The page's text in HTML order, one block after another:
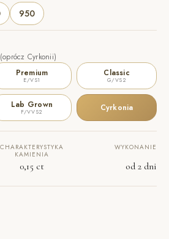
950
Cyrkonii)
Premium
E/VS1
Classic
G/VS2
Lab Grown
F/VVS2 Cyrkonia
CHARAKTERYSTYKA
KAMIENIA
0,15 ct
WYKONANIE
od 2 dni